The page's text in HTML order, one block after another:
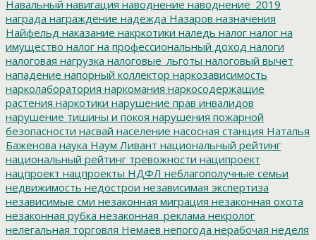
Навальный навигация наводнение наводнение_2019
награда награждение надежда Назаров назначения
Найфельд наказание накркотики наледь налог налог на
имущество налог на профессиональный доход налоги
налоговая нагрузка налоговые_льготы налоговый вычет
нападение напорный коллектор наркозависимость
нарколаборатория наркомания наркосодержащие
растения наркотики нарушение прав инвалидов
нарушение тишины и покоя нарушения пожарной
безопасности насвай население насосная станция Наталья
Баженова наука Наум Ливант национальный рейтинг
национальный рейтинг тревожности наципроект
нацпроект нацпроекты НДФЛ неблагополучные семьи
недвижимость недострои независимая экспертиза
независимые сми незаконная миграция незаконная охота
незаконная рубка незаконная_реклама некролог
нелегальная торговля Немаев непогода нерабочая неделя